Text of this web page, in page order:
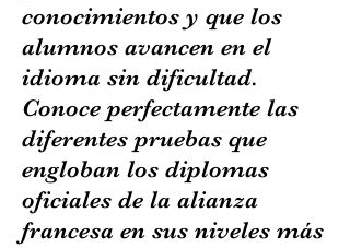
conocimientos y que los
alumnos avancen en el
idioma sin dificultad.
Conoce perfectamente las
diferentes pruebas que
engloban los diplomas
oficiales de la alianza
francesa en sus niveles más